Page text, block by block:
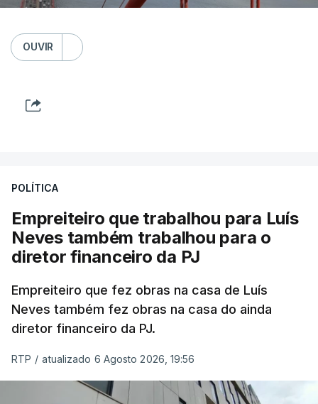
OUVIR
POLÍTICA
Empreiteiro que trabalhou para Luís
Neves também trabalhou para o
diretor financeiro da PJ
Empreiteiro que fez obras na casa de Luís
Neves também fez obras na casa do ainda
diretor financeiro da PJ.
RTP / atualizado 6 Agosto 2026, 19:56